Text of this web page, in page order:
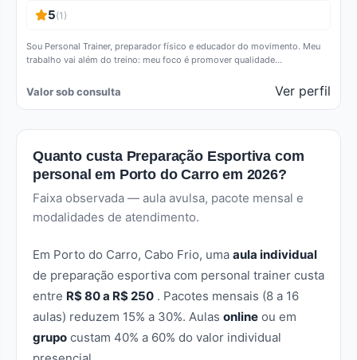
5(1)
Sou Personal Trainer, preparador físico e educador do movimento. Meu
trabalho vai além do treino: meu foco é promover qualidade…
Valor sob consulta Ver perfil
Quanto custa Preparação Esportiva com
personal em Porto do Carro em 2026?
Faixa observada — aula avulsa, pacote mensal e
modalidades de atendimento.
Em Porto do Carro, Cabo Frio, uma aula individual
de preparação esportiva com personal trainer custa
entre R$ 80 a R$ 250 . Pacotes mensais (8 a 16
aulas) reduzem 15% a 30%. Aulas online ou em
grupo custam 40% a 60% do valor individual